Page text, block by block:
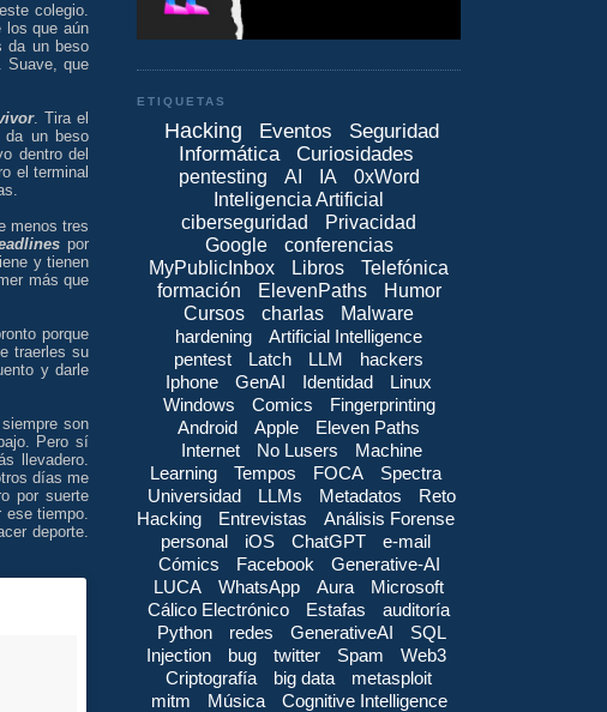
colegio.
los que aún
da un beso
Suave, que
. Tira el
da un beso
dentro del
el terminal
menos tres
por
y tienen
más que
porque
traerles su
y darle
son
Pero sí
llevadero.
días me
por suerte
ese tiempo.
deporte.
ETIQUETAS
Hacking Eventos
Seguridad
Informática
Curiosidades
pentesting AI IA
0xWord
Inteligencia Artificial
ciberseguridad
Privacidad
Google
conferencias
MyPublicInbox
Libros
Telefónica
formación
ElevenPaths
Humor
Cursos
charlas
Malware
hardening
Artificial Intelligence
pentest
Latch LLM
hackers
Iphone
GenAI Identidad
Linux
Windows
Comics
Fingerprinting
Android
Apple
Eleven Paths
Internet
No Lusers
Machine
Learning
Tempos FOCA
Spectra
Universidad
LLMs Metadatos
Reto
Hacking
Entrevistas
Análisis Forense
personal
iOS ChatGPT
e-mail
Cómics
Facebook
Generative-AI
LUCA
WhatsApp Aura
Microsoft
Cálico Electrónico
Estafas
auditoría
Python
redes GenerativeAI
SQL
Injection
bug twitter Spam
Web3
Criptografía
big data
metasploit
mitm
Música Cognitive Intelligence